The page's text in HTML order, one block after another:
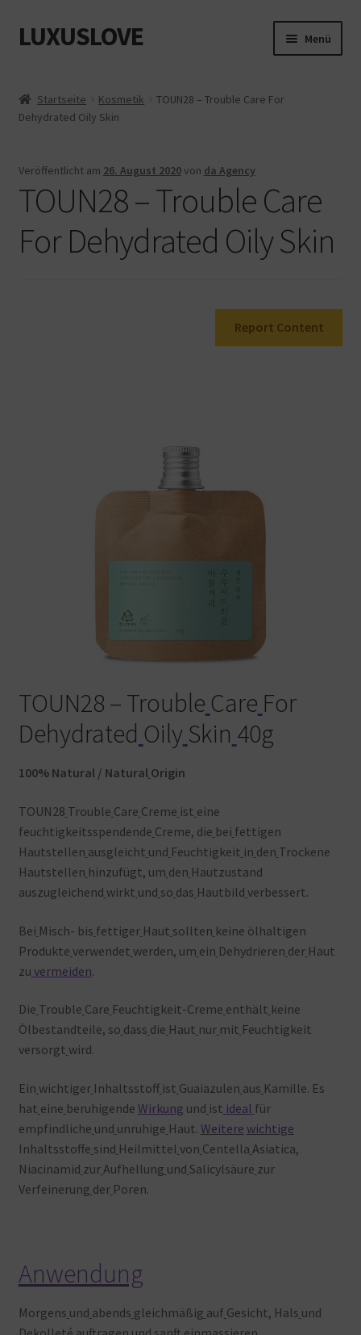
Zur
Navigation
Zum
Inhalt
LUXUSLOVE Menü
Cookie-Richtlinie (EU)
Datenschutz
Impressum
Kasse
Startseite Kosmetik
TOUN28 – Trouble Care For
Dehydrated Oily Skin
Veröffentlicht am 26. August 2020von da Agency
TOUN28 – Trouble Care
For Dehydrated Oily Skin
Report Content
TOUN28 – Trouble Care For
Dehydrated Oily Skin 40g
100% Natural / Natural Origin
TOUN28 Trouble Care Creme ist eine
feuchtigkeitsspendende Creme, die bei fettigen
Hautstellen ausgleicht und Feuchtigkeit in den Trockene
Hautstellen hinzufügt, um den Hautzustand
auszugleichend wirkt und so das Hautbild verbessert.
Bei Misch- bis fettiger Haut sollten keine ölhaltigen
Produkte verwendet werden, um ein Dehydrieren der Haut
zu vermeiden.
Die Trouble Care Feuchtigkeit-Creme enthält keine
Ölbestandteile, so dass die Haut nur mit Feuchtigkeit
versorgt wird.
Ein wichtiger Inhaltsstoff ist Guaiazulen aus Kamille. Es
hat eine beruhigende Wirkung und ist ideal für
empfindliche und unruhige Haut. Weitere wichtige
Inhaltsstoffe sind Heilmittel von Centella Asiatica,
Niacinamid zur Aufhellung und Salicylsäure zur
Verfeinerung der Poren.
Anwendung
Morgens und abends gleichmäßig auf Gesicht, Hals und